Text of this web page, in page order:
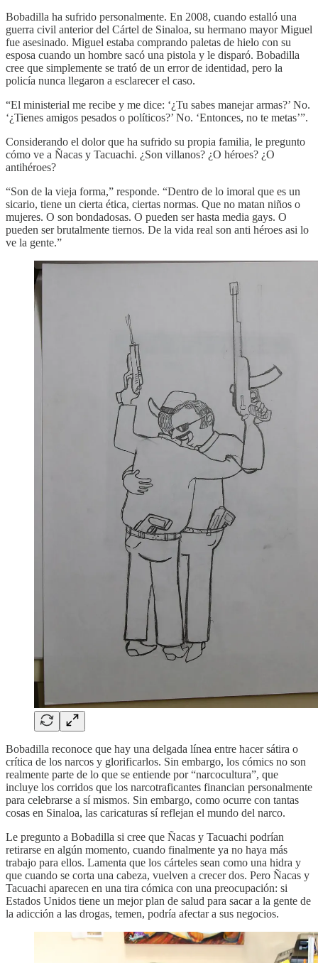
Bobadilla ha sufrido personalmente. En 2008, cuando estalló una
guerra civil anterior del Cártel de Sinaloa, su hermano mayor Miguel
fue asesinado. Miguel estaba comprando paletas de hielo con su
esposa cuando un hombre sacó una pistola y le disparó. Bobadilla
cree que simplemente se trató de un error de identidad, pero la
policía nunca llegaron a esclarecer el caso.
“El ministerial me recibe y me dice: ‘¿Tu sabes manejar armas?’ No.
‘¿Tienes amigos pesados o políticos?’ No. ‘Entonces, no te metas’”.
Considerando el dolor que ha sufrido su propia familia, le pregunto
cómo ve a Ñacas y Tacuachi. ¿Son villanos? ¿O héroes? ¿O
antihéroes?
“Son de la vieja forma,” responde. “Dentro de lo imoral que es un
sicario, tiene un cierta ética, ciertas normas. Que no matan niños o
mujeres. O son bondadosas. O pueden ser hasta media gays. O
pueden ser brutalmente tiernos. De la vida real son anti héroes asi lo
ve la gente.”
Bobadilla reconoce que hay una delgada línea entre hacer sátira o
crítica de los narcos y glorificarlos. Sin embargo, los cómics no son
realmente parte de lo que se entiende por “narcocultura”, que
incluye los corridos que los narcotraficantes financian personalmente
para celebrarse a sí mismos. Sin embargo, como ocurre con tantas
cosas en Sinaloa, las caricaturas sí reflejan el mundo del narco.
Le pregunto a Bobadilla si cree que Ñacas y Tacuachi podrían
retirarse en algún momento, cuando finalmente ya no haya más
trabajo para ellos. Lamenta que los cárteles sean como una hidra y
que cuando se corta una cabeza, vuelven a crecer dos. Pero Ñacas y
Tacuachi aparecen en una tira cómica con una preocupación: si
Estados Unidos tiene un mejor plan de salud para sacar a la gente de
la adicción a las drogas, temen, podría afectar a sus negocios.